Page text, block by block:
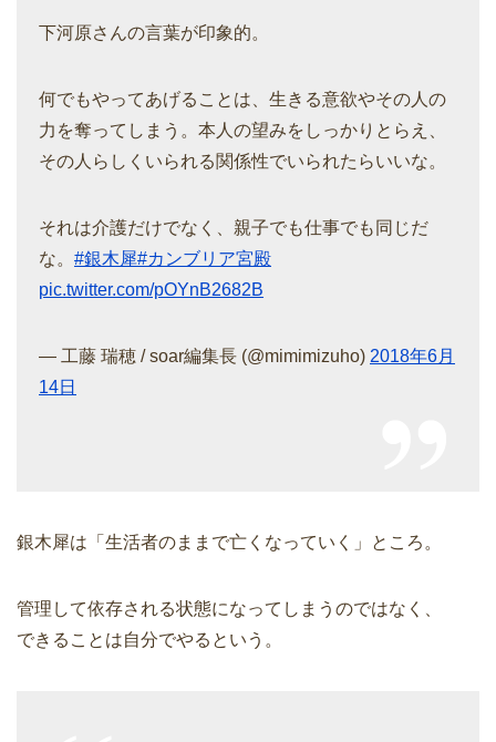
下河原さんの言葉が印象的。
何でもやってあげることは、生きる意欲やその人の
力を奪ってしまう。本人の望みをしっかりとらえ、
その人らしくいられる関係性でいられたらいいな。
それは介護だけでなく、親子でも仕事でも同じだ
な。 #銀木犀#カンブリア宮殿
pic.twitter.com/pOYnB2682B
— 工藤 瑞穂 / soar編集長 (@mimimizuho) 2018年6月
14日
銀木犀は「生活者のままで亡くなっていく」ところ。
管理して依存される状態になってしまうのではなく、
できることは自分でやるという。